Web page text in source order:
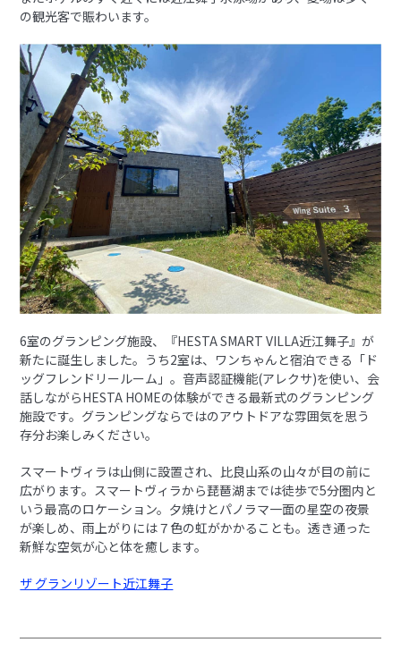
の観光客で賑わいます。
6室のグランピング施設、『HESTA SMART VILLA近江舞子』が
新たに誕生しました。うち2室は、ワンちゃんと宿泊できる「ド
ッグフレンドリールーム」。音声認証機能(アレクサ)を使い、会
話しながらHESTA HOMEの体験ができる最新式のグランピング
施設です。グランピングならではのアウトドアな雰囲気を思う
存分お楽しみください。
スマートヴィラは山側に設置され、比良山系の山々が目の前に
広がります。スマートヴィラから琵琶湖までは徒歩で5分圏内と
いう最高のロケーション。夕焼けとパノラマ一面の星空の夜景
が楽しめ、雨上がりには７色の虹がかかることも。透き通った
新鮮な空気が心と体を癒します。
ザ グランリゾート近江舞子